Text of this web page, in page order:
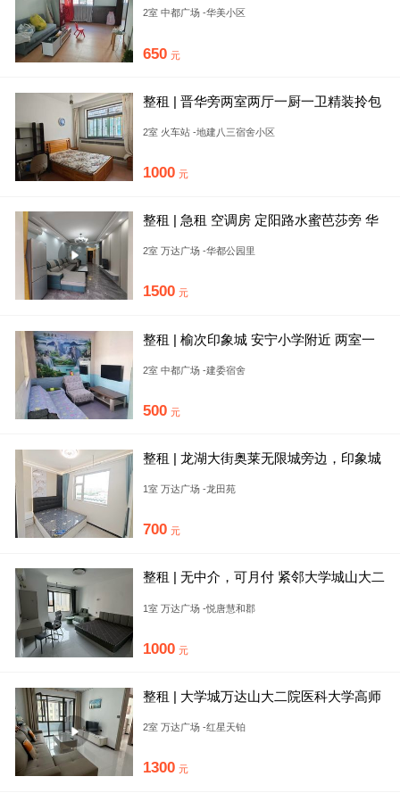
2室 中都广场 -华美小区
650 元
整租 | 晋华旁两室两厅一厨一卫精装拎包
2室 火车站 -地建八三宿舍小区
1000 元
整租 | 急租 空调房 定阳路水蜜芭莎旁 华
2室 万达广场 -华都公园里
1500 元
整租 | 榆次印象城 安宁小学附近 两室一
2室 中都广场 -建委宿舍
500 元
整租 | 龙湖大街奥莱无限城旁边，印象城
1室 万达广场 -龙田苑
700 元
整租 | 无中介，可月付 紧邻大学城山大二
1室 万达广场 -悦唐慧和郡
1000 元
整租 | 大学城万达山大二院医科大学高师
2室 万达广场 -红星天铂
1300 元